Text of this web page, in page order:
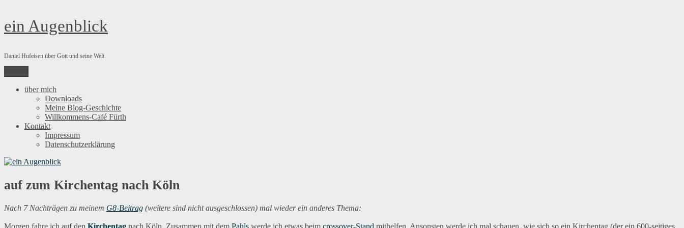
Zum
Inhalt
ein Augenblick
Daniel Hufeisen über Gott und seine Welt
über mich
Downloads
Meine Blog-Geschichte
Willkommens-Café Fürth
Kontakt
Impressum
Datenschutzerklärung
auf zum Kirchentag nach Köln
Nach 7 Nachträgen zu meinem G8-Beitrag (weitere sind nicht ausgeschlossen) mal wieder ein anderes Thema: